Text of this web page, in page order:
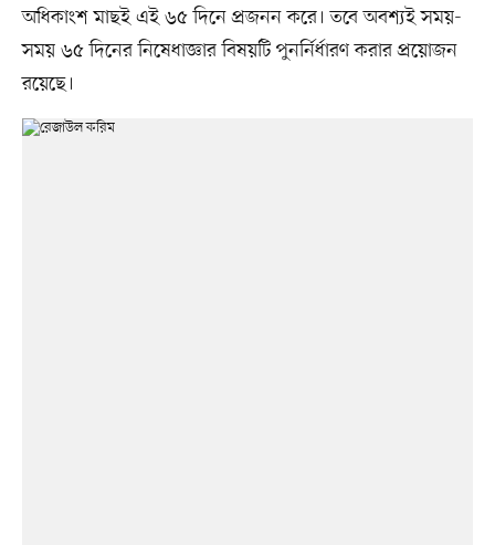
অধিকাংশ মাছই এই ৬৫ দিনে প্রজনন করে। তবে অবশ্যই সময়-
সময় ৬৫ দিনের নিষেধাজ্ঞার বিষয়টি পুনর্নির্ধারণ করার প্রয়োজন
রয়েছে।